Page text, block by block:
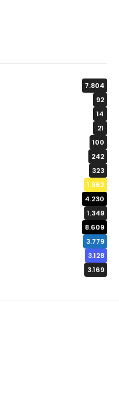
7.804
92
14
21
100
242
323
1.962
4.230
1.349
8.609
3.779
3.128
3.169